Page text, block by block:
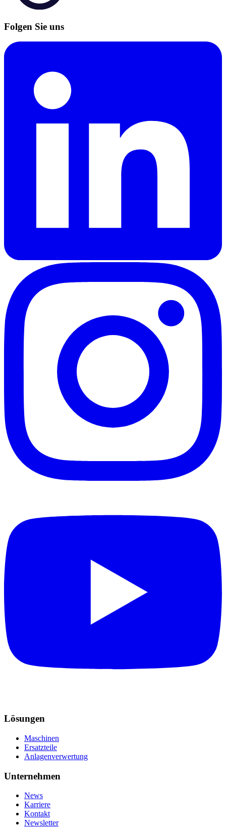
Folgen Sie uns
Lösungen
Maschinen
Ersatzteile
Anlagenverwertung
Unternehmen
News
Karriere
Kontakt
Newsletter